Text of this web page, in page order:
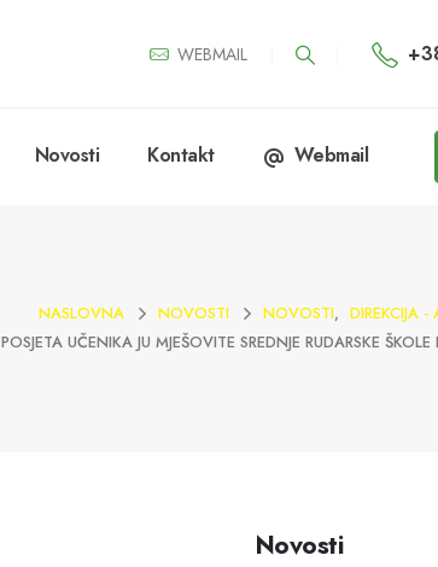
WEBMAIL
Novosti Kontakt Webmail
NASLOVNA NOVOSTI NOVOSTI, DIREKCIJA
POSJETA UČENIKA JU MJEŠOVITE SREDNJE RUDARSKE ŠKOLE
Novosti